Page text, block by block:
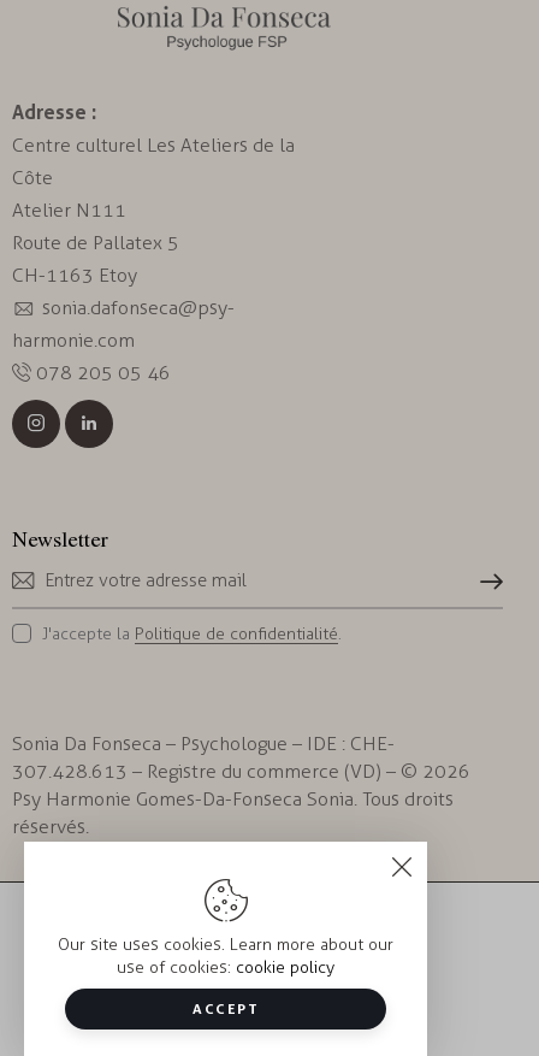
Adresse :
Centre culturel Les Ateliers de la
Côte
Atelier N111
Route de Pallatex 5
CH-1163 Etoy
sonia.dafonseca@psy-
harmonie.com
078 205 05 46
Newsletter
S'inscrire
J'accepte la Politique de confidentialité.
Sonia Da Fonseca – Psychologue – IDE : CHE-
307.428.613 – Registre du commerce (VD) – © 2026
Psy Harmonie Gomes-Da-Fonseca Sonia. Tous droits
réservés.
Our site uses cookies. Learn more about our
use of cookies: cookie policy
ACCEPT